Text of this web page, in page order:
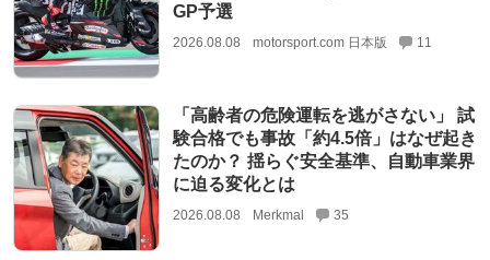
GP予選
2026.08.08 motorsport.com 日本版 11
「高齢者の危険運転を逃がさない」 試
験合格でも事故「約4.5倍」はなぜ起き
たのか？ 揺らぐ安全基準、自動車業界
に迫る変化とは
2026.08.08 Merkmal 35